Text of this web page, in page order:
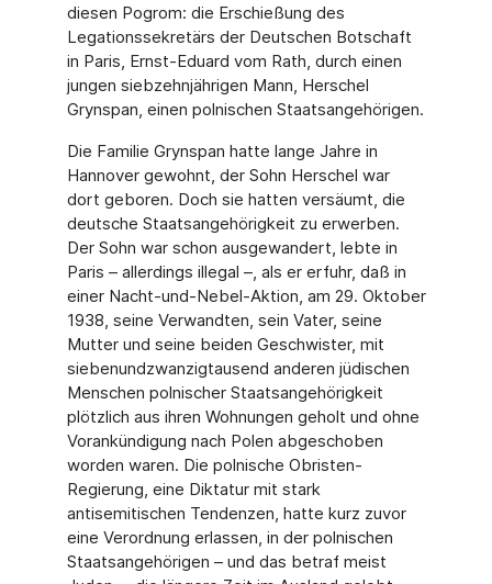
diesen Pogrom: die Erschießung des
Legationssekretärs der Deutschen Botschaft
in Paris, Ernst-Eduard vom Rath, durch einen
jungen siebzehnjährigen Mann, Herschel
Grynspan, einen polnischen Staatsangehörigen.
Die Familie Grynspan hatte lange Jahre in
Hannover gewohnt, der Sohn Herschel war
dort geboren. Doch sie hatten versäumt, die
deutsche Staatsangehörigkeit zu erwerben.
Der Sohn war schon ausgewandert, lebte in
Paris – allerdings illegal –, als er erfuhr, daß in
einer Nacht-und-Nebel-Aktion, am 29. Oktober
1938, seine Verwandten, sein Vater, seine
Mutter und seine beiden Geschwister, mit
siebenundzwanzigtausend anderen jüdischen
Menschen polnischer Staatsangehörigkeit
plötzlich aus ihren Wohnungen geholt und ohne
Vorankündigung nach Polen abgeschoben
worden waren. Die polnische Obristen-
Regierung, eine Diktatur mit stark
antisemitischen Tendenzen, hatte kurz zuvor
eine Verordnung erlassen, in der polnischen
Staatsangehörigen – und das betraf meist